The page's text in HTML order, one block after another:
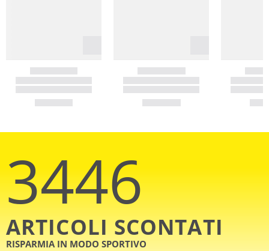
3446
ARTICOLI SCONTATI
RISPARMIA IN MODO SPORTIVO